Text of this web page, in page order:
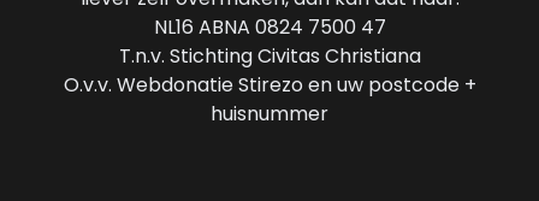
NL16 ABNA 0824 7500 47
T.n.v. Stichting Civitas Christiana
O.v.v. Webdonatie Stirezo en uw postcode +
huisnummer